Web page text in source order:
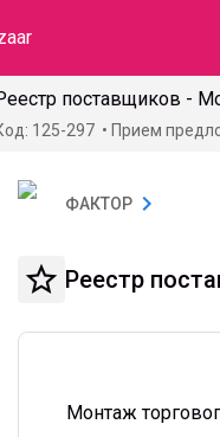
поставщиков -
125-297 Прием
ФАКТОР chevron_right
star_border Реестр
Монтаж